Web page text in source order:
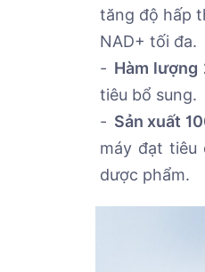
tăng độ hấp
NAD+ tối đa.
Hàm
tiêu bổ sung.
Sản xuất
máy đạt tiêu
dược phẩm.